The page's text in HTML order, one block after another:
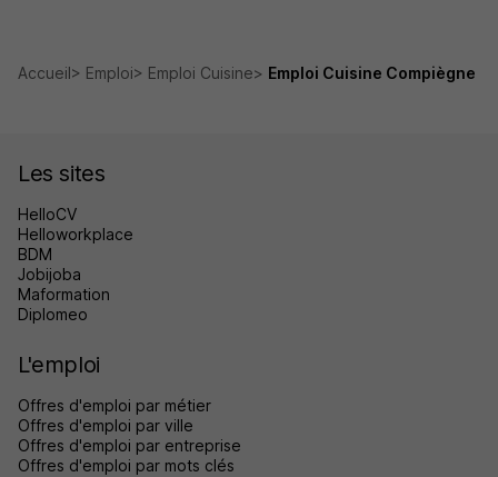
Accueil Emploi Emploi Cuisine Emploi Cuisine Compiègne
Les sites
HelloCV
Helloworkplace
BDM
Jobijoba
Maformation
Diplomeo
L'emploi
Offres d'emploi par métier
Offres d'emploi par ville
Offres d'emploi par entreprise
Offres d'emploi par mots clés